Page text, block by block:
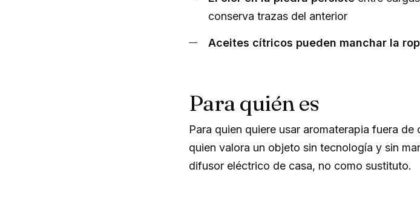
conserva trazas del anterior
Aceites cítricos pueden manchar la
Para quién es
Para quien quiere usar aromaterapia fuera
quien valora un objeto sin tecnología y sin
difusor eléctrico de casa, no como sustituto.